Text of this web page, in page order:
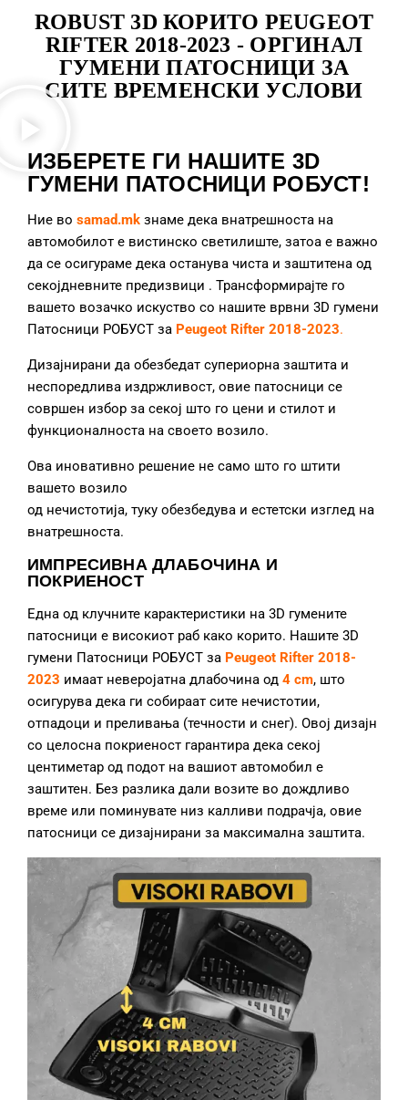
ROBUST 3D КОРИТО PEUGEOT
RIFTER 2018-2023 - ОРГИНАЛ
ГУМЕНИ ПАТОСНИЦИ ЗА
СИТЕ ВРЕМЕНСКИ УСЛОВИ
ИЗБЕРЕТЕ ГИ НАШИТЕ 3D
ГУМЕНИ ПАТОСНИЦИ РОБУСТ!
Ние во samad.mk знаме дека внатрешноста на
автомобилот е вистинско светилиште, затоа е важно
да се осигураме дека останува чиста и заштитена од
секојдневните предизвици . Трансформирајте го
вашето возачко искуство со нашите врвни 3D гумени
Патосници РОБУСТ за Peugeot Rifter 2018-2023.
Дизајнирани да обезбедат супериорна заштита и
неспоредлива издржливост, овие патосници се
совршен избор за секој што го цени и стилот и
функционалноста на своето возило.
Ова иновативно решение не само што го штити
вашето возило
од нечистотија, туку обезбедува и естетски изглед на
внатрешноста.
ИМПРЕСИВНА ДЛАБОЧИНА И
ПОКРИЕНОСТ
Една од клучните карактеристики на 3D гумените
патосници е високиот раб како корито. Нашите 3D
гумени Патосници РОБУСТ за Peugeot Rifter 2018-
2023 имаат неверојатна длабочина од 4 cm, што
осигурува дека ги собираат сите нечистотии,
отпадоци и преливања (течности и снег). Овој дизајн
со целосна покриеност гарантира дека секој
центиметар од подот на вашиот автомобил е
заштитен. Без разлика дали возите во дождливо
време или поминувате низ калливи подрачја, овие
патосници се дизајнирани за максимална заштита.